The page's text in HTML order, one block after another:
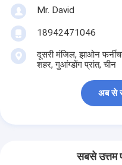
Mr. David
18942471046
दूसरी मंजिल, झाओन
शहर, गुआंग्डोंग प्रांत, चीन
अब से
सबसे उत्तम